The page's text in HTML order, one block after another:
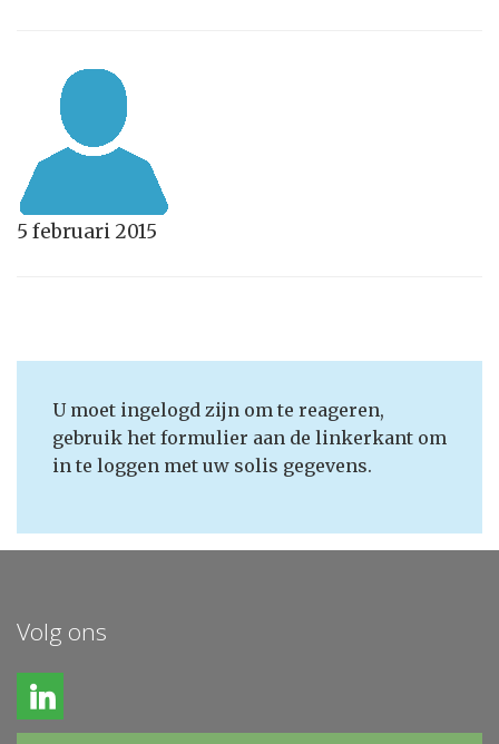
5 februari 2015
U moet ingelogd zijn om te reageren,
gebruik het formulier aan de linkerkant om
in te loggen met uw solis gegevens.
Volg ons